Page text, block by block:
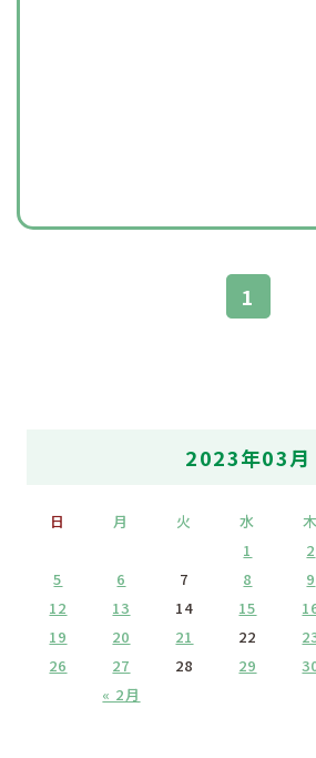
1
2023年03月
日 月 火 水 木
« 2月
1 2
5
6 7 8 9
12
13 14 15
19
20 21 22
26
27 28 29